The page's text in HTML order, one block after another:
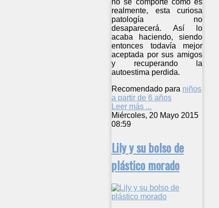
realmente, esta curiosa
patología no
desaparecerá. Así lo
acaba haciendo, siendo
entonces todavía mejor
aceptada por sus amigos
y recuperando la
autoestima perdida.
Recomendado para niños
a partir de 6 años
Leer más ...
Miércoles, 20 Mayo 2015
08:59
Lily y su bolso de
plástico morado